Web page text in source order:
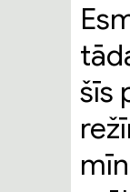
šīs